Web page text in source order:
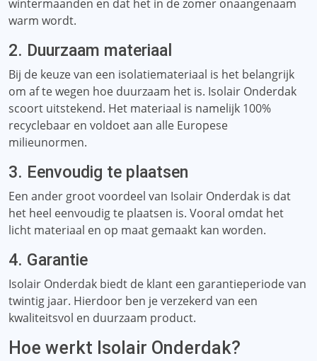
wintermaanden en dat het in de zomer onaangenaam
warm wordt.
2. Duurzaam materiaal
Bij de keuze van een isolatiemateriaal is het belangrijk
om af te wegen hoe duurzaam het is. Isolair Onderdak
scoort uitstekend. Het materiaal is namelijk 100%
recyclebaar en voldoet aan alle Europese
milieunormen.
3. Eenvoudig te plaatsen
Een ander groot voordeel van Isolair Onderdak is dat
het heel eenvoudig te plaatsen is. Vooral omdat het
licht materiaal en op maat gemaakt kan worden.
4. Garantie
Isolair Onderdak biedt de klant een garantieperiode van
twintig jaar. Hierdoor ben je verzekerd van een
kwaliteitsvol en duurzaam product.
Hoe werkt Isolair Onderdak?